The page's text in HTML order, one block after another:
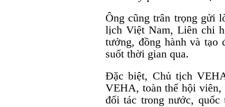
Ông cũng trân trọng gửi
lịch Việt Nam, Liên chi
tưởng, đồng hành và tạo
suốt thời gian qua.
Đặc biệt, Chủ tịch
VEHA, toàn thể hội viên,
đối tác trong nước, quốc